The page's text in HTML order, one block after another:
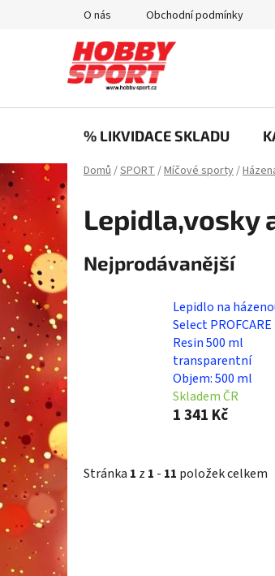
O nás Obchodní podmínky
% LIKVIDACE SKLADU
Domů/SPORT/Míčové sporty/
Lepidla,vosky
Nejprodávanější
Lepidlo na
Select PROFCARE
Resin 500 ml
transparentní
Objem: 500 ml
Skladem ČR
1 341 Kč
Stránka 1 z 1 - 11 položek celkem